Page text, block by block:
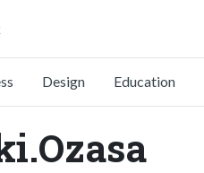
Design Education